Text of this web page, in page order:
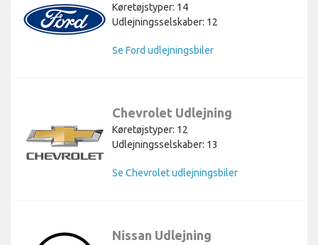
Køretøjstyper: 14
Udlejningsselskaber: 12
Se Ford udlejningsbiler
Chevrolet Udlejning
Køretøjstyper: 12
Udlejningsselskaber: 13
Se Chevrolet udlejningsbiler
Nissan Udlejning